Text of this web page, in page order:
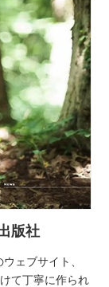
版社
ェブサイト、
て丁寧に作られ